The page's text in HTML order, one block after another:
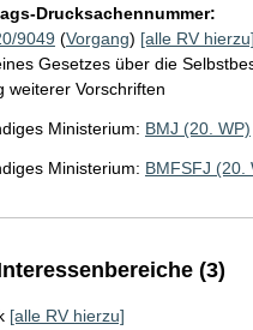
Drucksachennummer:
9049 (Vorgang) [alle RV
Gesetzes über die
weiterer Vorschriften
Ministerium: BMJ (20. WP)
Ministerium: BMFSFJ (20.
(3)
[alle RV hierzu]